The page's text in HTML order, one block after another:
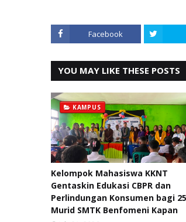
Facebook
YOU MAY LIKE THESE POSTS
KAMPUS
Kelompok Mahasiswa KKNT
Gentaskin Edukasi CBPR dan
Perlindungan Konsumen bagi
Murid SMTK Benfomeni Kapan